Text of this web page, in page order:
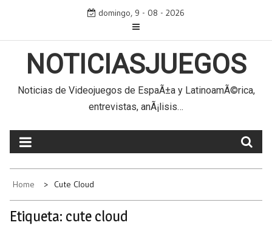
domingo, 9 - 08 - 2026
NOTICIASJUEGOS
Noticias de Videojuegos de EspaÃ±a y LatinoamÃ©rica,
entrevistas, anÃ¡lisis…
Home Cute Cloud
Etiqueta: cute cloud